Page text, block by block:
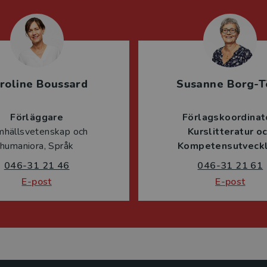
Boussard
Förläggare
och
humaniora, Språk
046-31 21 46
E-post
Susanne Borg-
Kurslitteratur
046-31 21 61
E-post